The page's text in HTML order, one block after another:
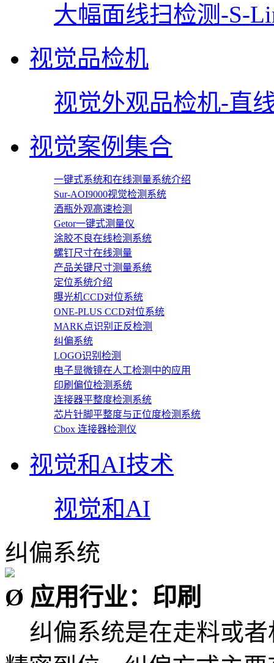
大幅面线扫检测-S-
视觉品检机
视觉外观品检机-直
视觉案例集合
一键式系统和在线测量系统介绍
Sur-AOI9000视觉检测系统
酒瓶外观高速检测
Getor一键式测量仪
涂胶不良在线检测系统
螺钉尺寸在线测量
产品关键尺寸测量系统
定位系统介绍
曝光机CCD对位系统
ONE-PLUS CCD对位系统
MARK点识别正反检测
纠偏系统
LOGO识别检测
电子显微镜在人工检测中的应用
印刷偏位检测系统
连接器平整度检测系统
芯片针脚平整度与正位度检测系统
Cbox 连接器检测仪
视觉和AI技术
视觉和AI
纠偏系统
Ø 应用行业：印刷
纠偏系统是在走料或者